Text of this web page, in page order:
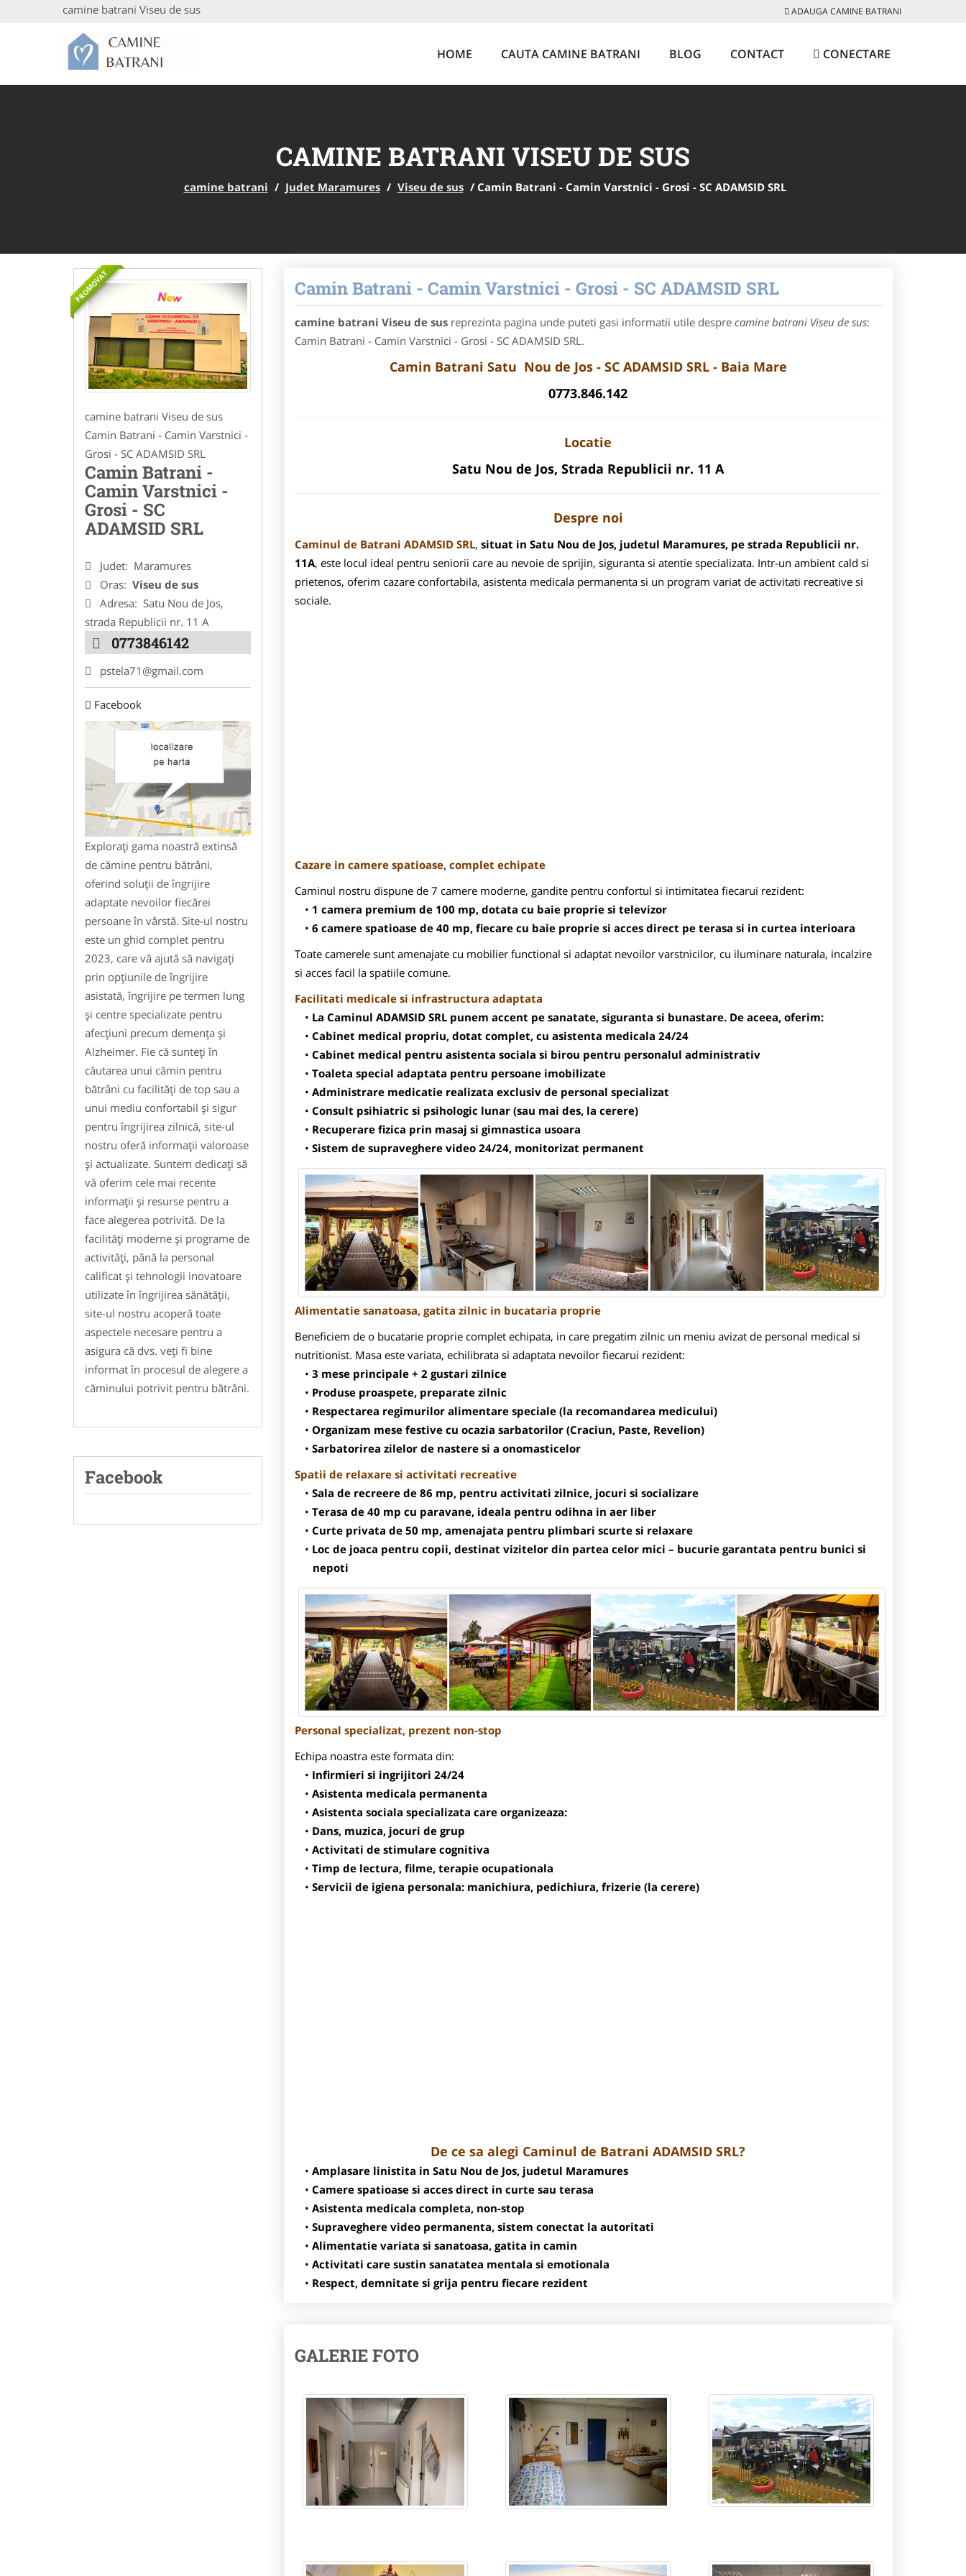
camine batrani Viseu de sus ADAUGA CAMINE BATRANI
HOME CAUTA CAMINE BATRANI BLOG CONTACT CONECTARE
CAMINE BATRANI VISEU DE SUS
camine batrani / Judet Maramures / Viseu de sus / Camin Batrani - Camin Varstnici - Grosi - SC ADAMSID SRL
PROMOVAT
camine batrani Viseu de sus
Camin Batrani - Camin Varstnici -
Grosi - SC ADAMSID SRL
Camin Batrani -
Camin Varstnici -
Grosi - SC
ADAMSID SRL
Judet: Maramures
Oras: Viseu de sus
Adresa: Satu Nou de Jos,
strada Republicii nr. 11 A
0773846142
pstela71@gmail.com
Facebook
Explorați gama noastră extinsă
de cămine pentru bătrâni,
oferind soluții de îngrijire
adaptate nevoilor fiecărei
persoane în vârstă. Site-ul nostru
este un ghid complet pentru
2023, care vă ajută să navigați
prin opțiunile de îngrijire
asistată, îngrijire pe termen lung
și centre specializate pentru
afecțiuni precum demența și
Alzheimer. Fie că sunteți în
căutarea unui cămin pentru
bătrâni cu facilități de top sau a
unui mediu confortabil și sigur
pentru îngrijirea zilnică, site-ul
nostru oferă informații valoroase
și actualizate. Suntem dedicați să
vă oferim cele mai recente
informații și resurse pentru a
face alegerea potrivită. De la
facilități moderne și programe de
activități, până la personal
calificat și tehnologii inovatoare
utilizate în îngrijirea sănătății,
site-ul nostru acoperă toate
aspectele necesare pentru a
asigura că dvs. veți fi bine
informat în procesul de alegere a
căminului potrivit pentru bătrâni.
Facebook
Camin Batrani - Camin Varstnici - Grosi - SC ADAMSID SRL
camine batrani Viseu de susreprezinta pagina unde puteti gasi informatii utile despre camine batrani Viseu de sus:
Camin Batrani - Camin Varstnici - Grosi - SC ADAMSID SRL.
Camin Batrani Satu Nou de Jos - SC ADAMSID SRL - Baia Mare
0773.846.142
Locatie
Satu Nou de Jos, Strada Republicii nr. 11 A
Despre noi
Caminul de Batrani ADAMSID SRL, situat in Satu Nou de Jos, judetul Maramures, pe strada Republicii nr.
11A, este locul ideal pentru seniorii care au nevoie de sprijin, siguranta si atentie specializata. Intr-un ambient cald si
prietenos, oferim cazare confortabila, asistenta medicala permanenta si un program variat de activitati recreative si
sociale.
Cazare in camere spatioase, complet echipate
Caminul nostru dispune de 7 camere moderne, gandite pentru confortul si intimitatea fiecarui rezident:
1 camera premium de 100 mp, dotata cu baie proprie si televizor
6 camere spatioase de 40 mp, fiecare cu baie proprie si acces direct pe terasa si in curtea interioara
Toate camerele sunt amenajate cu mobilier functional si adaptat nevoilor varstnicilor, cu iluminare naturala, incalzire
si acces facil la spatiile comune.
Facilitati medicale si infrastructura adaptata
La Caminul ADAMSID SRL punem accent pe sanatate, siguranta si bunastare. De aceea, oferim:
Cabinet medical propriu, dotat complet, cu asistenta medicala 24/24
Cabinet medical pentru asistenta sociala si birou pentru personalul administrativ
Toaleta special adaptata pentru persoane imobilizate
Administrare medicatie realizata exclusiv de personal specializat
Consult psihiatric si psihologic lunar (sau mai des, la cerere)
Recuperare fizica prin masaj si gimnastica usoara
Sistem de supraveghere video 24/24, monitorizat permanent
Alimentatie sanatoasa, gatita zilnic in bucataria proprie
Beneficiem de o bucatarie proprie complet echipata, in care pregatim zilnic un meniu avizat de personal medical si
nutritionist. Masa este variata, echilibrata si adaptata nevoilor fiecarui rezident:
3 mese principale + 2 gustari zilnice
Produse proaspete, preparate zilnic
Respectarea regimurilor alimentare speciale (la recomandarea medicului)
Organizam mese festive cu ocazia sarbatorilor (Craciun, Paste, Revelion)
Sarbatorirea zilelor de nastere si a onomasticelor
Spatii de relaxare si activitati recreative
Sala de recreere de 86 mp, pentru activitati zilnice, jocuri si socializare
Terasa de 40 mp cu paravane, ideala pentru odihna in aer liber
Curte privata de 50 mp, amenajata pentru plimbari scurte si relaxare
Loc de joaca pentru copii, destinat vizitelor din partea celor mici – bucurie garantata pentru bunici si
nepoti
Personal specializat, prezent non-stop
Echipa noastra este formata din:
Infirmieri si ingrijitori 24/24
Asistenta medicala permanenta
Asistenta sociala specializata care organizeaza:
Dans, muzica, jocuri de grup
Activitati de stimulare cognitiva
Timp de lectura, filme, terapie ocupationala
Servicii de igiena personala: manichiura, pedichiura, frizerie (la cerere)
De ce sa alegi Caminul de Batrani ADAMSID SRL?
Amplasare linistita in Satu Nou de Jos, judetul Maramures
Camere spatioase si acces direct in curte sau terasa
Asistenta medicala completa, non-stop
Supraveghere video permanenta, sistem conectat la autoritati
Alimentatie variata si sanatoasa, gatita in camin
Activitati care sustin sanatatea mentala si emotionala
Respect, demnitate si grija pentru fiecare rezident
GALERIE FOTO